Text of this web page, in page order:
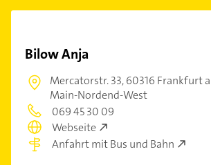
Bilow Anja
Mercatorstr. 33,60316 Frankfurt
Main-Nordend-West
069 45 30 09
Webseite
Anfahrt mit Bus und Bahn